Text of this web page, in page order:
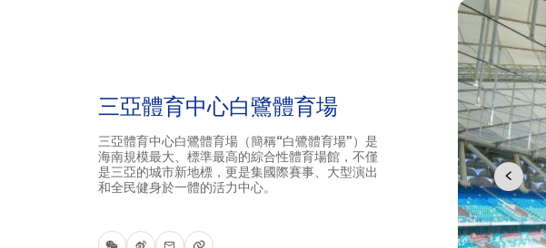
三亞體育中心白鷺體育場
三亞體育中心白鷺體育場（簡稱“白鷺體育場”）是
海南規模最大、標準最高的綜合性體育場館，不僅
是三亞的城市新地標，更是集國際賽事、大型演出
和全民健身於一體的活力中心。